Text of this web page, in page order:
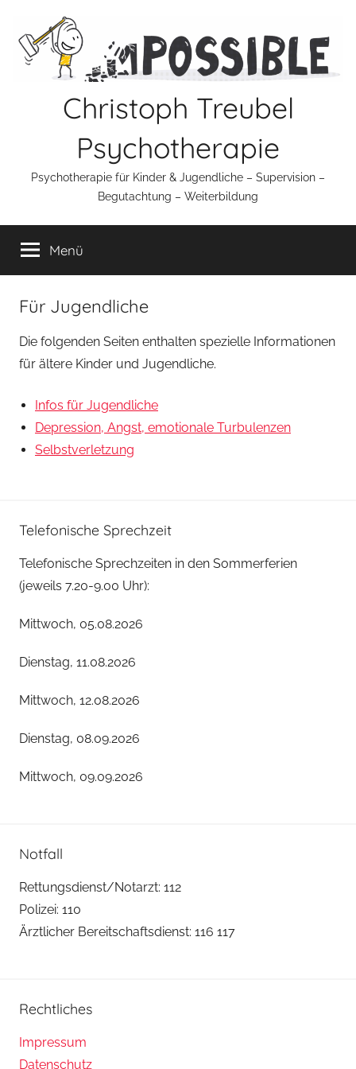
Inhalt
springen
Christoph Treubel
Psychotherapie
Psychotherapie für Kinder & Jugendliche – Supervision –
Begutachtung – Weiterbildung
Menü
Für Jugendliche
Die folgenden Seiten enthalten spezielle Informationen
für ältere Kinder und Jugendliche.
Infos für Jugendliche
Depression, Angst, emotionale Turbulenzen
Selbstverletzung
Telefonische Sprechzeit
Telefonische Sprechzeiten in den Sommerferien
(jeweils 7.20-9.00 Uhr):
Mittwoch, 05.08.2026
Dienstag, 11.08.2026
Mittwoch, 12.08.2026
Dienstag, 08.09.2026
Mittwoch, 09.09.2026
Notfall
Rettungsdienst/Notarzt: 112
Polizei: 110
Ärztlicher Bereitschaftsdienst: 116 117
Rechtliches
Impressum
Datenschutz